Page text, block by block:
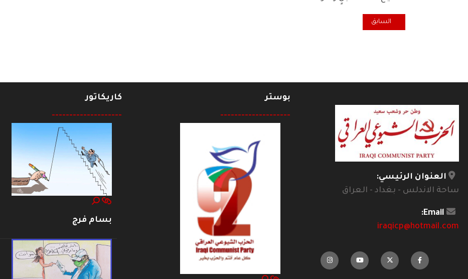
المقال السابق: الشيوعي العراقي يلتقي رئيس الجمهورية نزار آميدي
السابق
العنوان الرئيسي:
ساحة الاندلس - بغداد - العراق
Email:
iraqicp@hotmail.com
بوستر
--------------------
كاريكاتور
--------------------
بسام فرج